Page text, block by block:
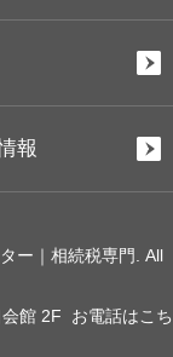
報
ー｜相続税専門. All
館 2F お電話はこち